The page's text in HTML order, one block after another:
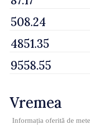
Vremea
Informația oferită de